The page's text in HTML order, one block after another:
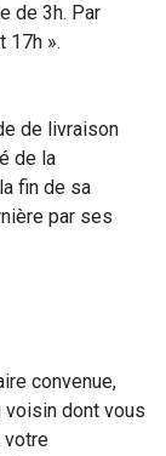
de 3h. Par
17h ».
de livraison
de la
fin de sa
par ses
convenue,
voisin dont vous
votre